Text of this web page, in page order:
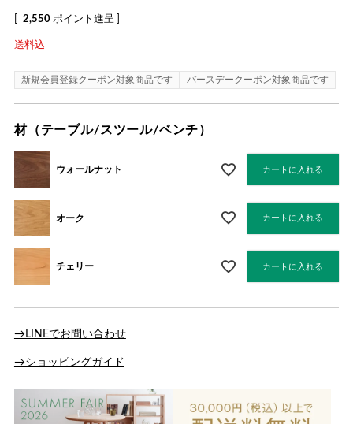
2,550 ポイント進呈 ]
送料込
新規会員登録クーポン対象商品です バースデークーポン対象商品です
材（テーブル/スツール/ベンチ）
ウォールナット カートに入れる
オーク カートに入れる
チェリー カートに入れる
→LINEでお問い合わせ
→ショッピングガイド